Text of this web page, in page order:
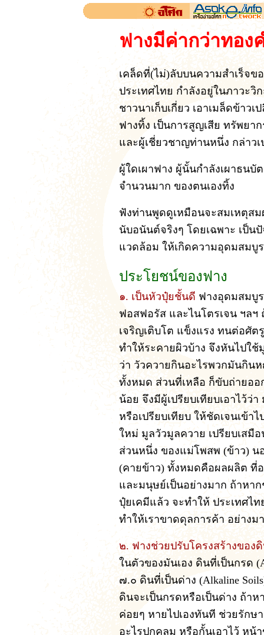
ฟางมีค่ากว่าทอง
เคล็ดที่(ไม่)ลับบนความสำเร็จ
ประเทศไทย กำลังอยู่ในภาวะ
ชาวนาเก็บเกี่ยว เอาเมล็ดข้าว
ฟางทิ้ง เป็นการสูญเสีย ทรัพยา
และผู้เชี่ยวชาญท่านหนึ่ง กล่าวเ
ผู้ใดเผาฟาง ผู้นั้นกำลังเผาธน
จำนวนมาก ของตนเองทิ้ง
ฟังท่านพูดดูเหมือนจะสมเหตุส
นับอนันต์จริงๆ โดยเฉพาะ เป็น
แวดล้อม ให้เกิดความอุดมสมบู
ประโยชน์ของฟาง
๑. เป็นหัวปุ๋ยชั้นดี ฟางอุดมสมบู
ฟอสฟอรัส และไนโตรเจน ฯลฯ
เจริญเติบโต แข็งแรง ทนต่อศั
ทำให้ระคายผิวบ้าง จึงหันไปใ
ว่า วัวควายกินอะไรพวกมันกิน
ทั้งหมด ส่วนที่เหลือ ก็ขับถ่ายออ
น้อย จึงมีผู้เปรียบเทียบเอาไว้ว่
หรือเปรียบเทียบ ให้ชัดเจนเข้า
ใหม่ มูลวัวมูลควาย เปรียบเสมื
ส่วนหนึ่ง ของแม่โพสพ (ข้าว) น
(คายข้าว) ทั้งหมดคือผลผลิต ที่
และมนุษย์เป็นอย่างมาก ถ้าหา
ปุ๋ยเคมีแล้ว จะทำให้ ประเทศไ
ทำให้เราขาดดุลการค้า อย่างม
๒. ฟางช่วยปรับโครงสร้างของ
ในตัวของมันเอง ดินที่เป็นกรด
๗.๐ ดินที่เป็นด่าง (Alkaline
ดินจะเป็นกรดหรือเป็นด่าง ถ้าห
ค่อยๆ หายไปเองทันที ช่วยรัก
อะไรปกคลุม หรือกั้นเอาไว้ หน้